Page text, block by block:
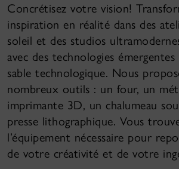
Concrétisez votre vision!
inspiration en réalité dans des
soleil et des studios
avec des technologies émergentes
sable technologique. Nous
nombreux outils : un four, un
imprimante 3D, un chalumeau
presse lithographique. Vous
l’équipement nécessaire pour
de votre créativité et de votre